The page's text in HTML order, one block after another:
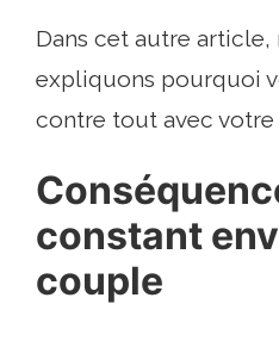
Dans cet autre article,
expliquons pourquoi
contre tout avec votre
constant
couple